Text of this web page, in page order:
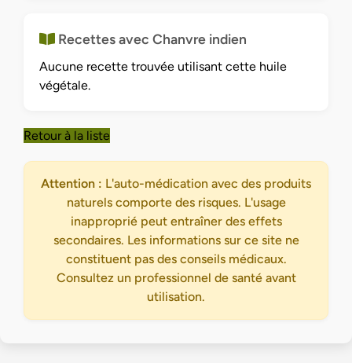
Recettes avec Chanvre indien
Aucune recette trouvée utilisant cette huile
végétale.
Retour à la liste
Attention : L'auto-médication avec des produits
naturels comporte des risques. L'usage
inapproprié peut entraîner des effets
secondaires. Les informations sur ce site ne
constituent pas des conseils médicaux.
Consultez un professionnel de santé avant
utilisation.